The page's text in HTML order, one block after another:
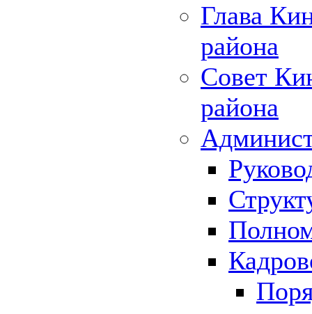
Глава
района
Совет
района